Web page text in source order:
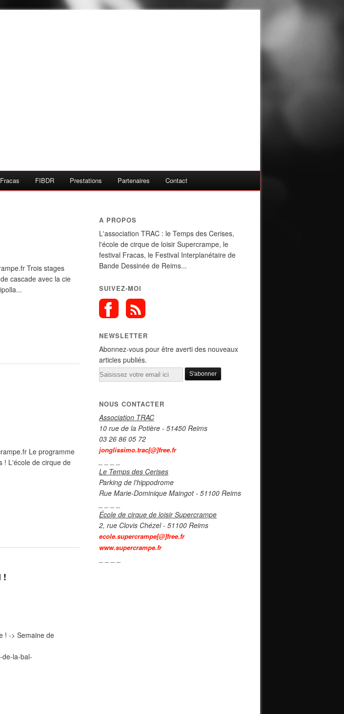
FIBDR Prestations Partenaires Contact
Trois stages
cascade avec la cie
Le programme
! L'école de cirque de
!
! -> Semaine de
de-la-bal-
A PROPOS
L'association TRAC : le Temps des Cerises,
l'école de cirque de loisir Supercrampe, le
festival Fracas, le Festival Interplanétaire de
Bande Dessinée de Reims...
SUIVEZ-MOI
NEWSLETTER
Abonnez-vous pour être averti des nouveaux
articles publiés.
Email
NOUS CONTACTER
Association TRAC
10 rue de la Potière - 51450 Reims
03 26 86 05 72
jonglissimo.trac[@]free.fr
Le Temps des Cerises
Parking de l'hippodrome
Rue Marie-Dominique Maingot - 51100 Reims
École de cirque de loisir Supercrampe
2, rue Clovis Chézel - 51100 Reims
ecole.supercrampe[@]free.fr
www.supercrampe.fr